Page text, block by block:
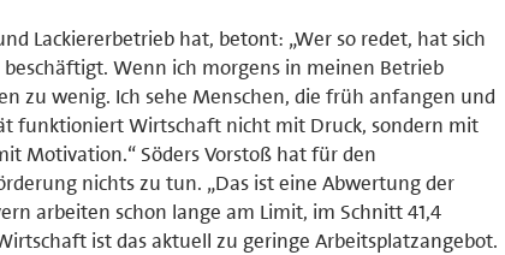
Lackiererbetrieb hat, betont: „Wer so redet, hat sich
Wenn ich morgens in meinen Betrieb
zu wenig. Ich sehe Menschen, die früh anfangen und
funktioniert Wirtschaft nicht mit Druck, sondern mit
Motivation.“ Söders Vorstoß hat für den
nichts zu tun. „Das ist eine Abwertung der
arbeiten schon lange am Limit, im Schnitt 41,4
ist das aktuell zu geringe Arbeitsplatzangebot.